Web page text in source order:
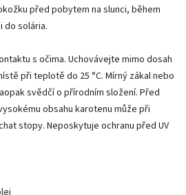
před pobytem na slunci, během
do solária.
s očima. Uchovávejte mimo dosah
při teplotě do 25 °C. Mírný zákal nebo
svědčí o přírodním složení. Před
obsahu karotenu může při
stopy. Neposkytuje ochranu před UV